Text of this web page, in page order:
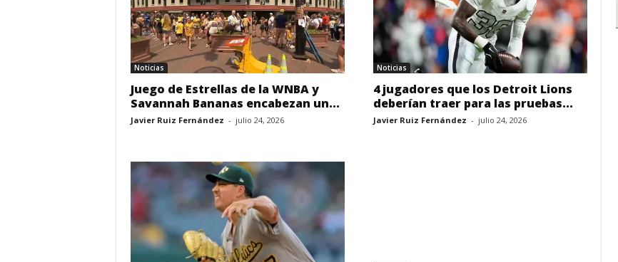
Noticias
Juego de Estrellas de la WNBA y
Savannah Bananas encabezan un...
Javier Ruiz Fernández - julio 24, 2026
Noticias
4 jugadores que los Detroit Lions
deberían traer para las pruebas...
Javier Ruiz Fernández - julio 24, 2026